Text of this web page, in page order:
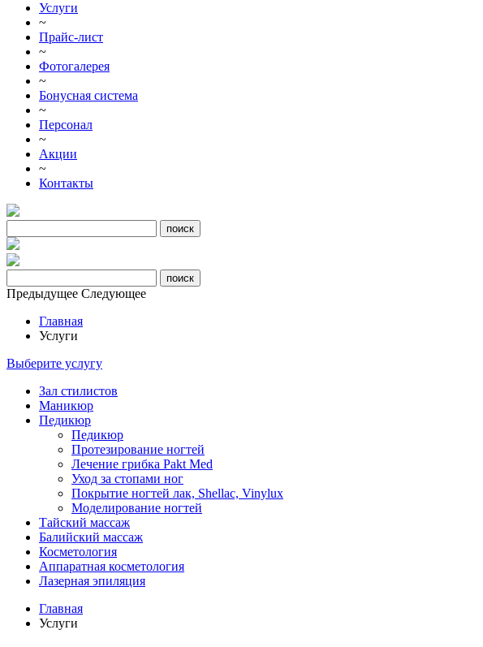
Услуги
~
Прайс-лист
~
Фотогалерея
~
Бонусная система
~
Персонал
~
Акции
~
Контакты
Предыдущее Следующее
Главная
Услуги
Выберите услугу
Зал стилистов
Маникюр
Педикюр
Педикюр
Протезирование ногтей
Лечение грибка Pakt Med
Уход за стопами ног
Покрытие ногтей лак, Shellac, Vinylux
Моделирование ногтей
Тайский массаж
Балийский массаж
Косметология
Аппаратная косметология
Лазерная эпиляция
Главная
Услуги